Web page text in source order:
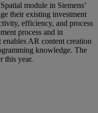
module in Siemens’
their existing investment
efficiency, and process
process and in
AR content creation
knowledge. The
this year.